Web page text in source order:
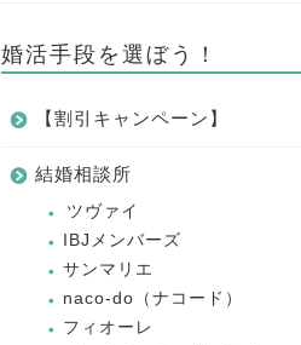
婚活手段を選ぼう！
【割引キャンペーン】
結婚相談所
ツヴァイ
IBJメンバーズ
サンマリエ
naco-do（ナコード）
フィオーレ